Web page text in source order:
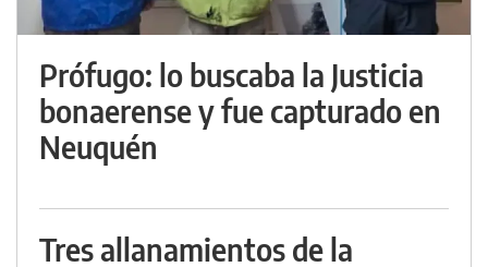
Prófugo: lo buscaba la Justicia
bonaerense y fue capturado en
Neuquén
Tres allanamientos de la